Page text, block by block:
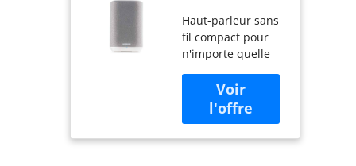
avec HEOS, Wi-
FI, Bluetooth,
USB, AirPlay 2,
Audio Haute
Résolution -
Blanc
Haut-parleur sans
fil compact pour
n'importe quelle
pièce Qualité
Denon Sound
Options de
diffusion étendues
3 touches de